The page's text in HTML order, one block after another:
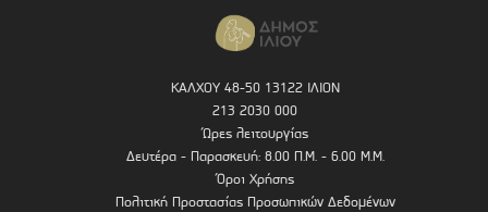
ΚΑΛΧΟΥ 48-50 13122 ΙΛΙΟΝ
213 2030 000
Ώρες λειτουργίας
Δευτέρα - Παρασκευή: 8.00 Π.Μ. - 6.00 Μ.Μ.
Όροι Χρήσης
Πολιτική Προστασίας Προσωπικών Δεδομένων